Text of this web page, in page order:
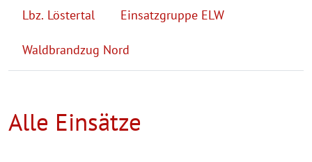
Lbz. Löstertal Einsatzgruppe ELW
Waldbrandzug Nord
Alle Einsätze